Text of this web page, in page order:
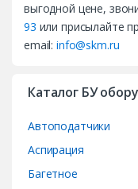
выгодной цене,
93 или присылайте
email:info@skm.ru
Каталог БУ
Автоподатчики
Аспирация
Багетное